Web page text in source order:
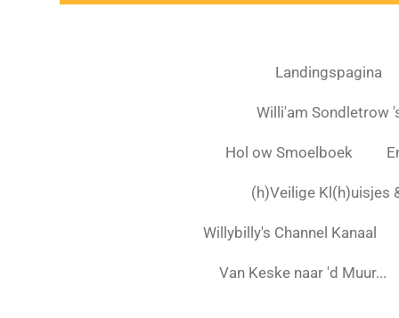
Landingspagina
Willi'am Sondletrow
Hol ow Smoelboek
(h)Veilige Kl(h)uisjes
Willybilly's Channel Kanaal
Van Keske naar 'd Muur...